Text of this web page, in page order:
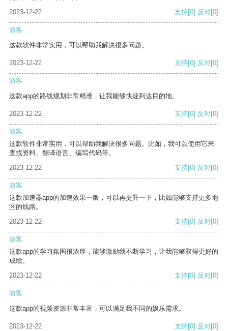
2023-12-22
支持[0] 反对[0]
游客
这款软件非常实用，可以帮助我解决很多问题。
2023-12-22 支持[0] 反对[0]
游客
这款app的路线规划非常精准，让我能够快速到达目的地。
2023-12-22 支持[0] 反对[0]
游客
这款软件非常实用，可以帮助我解决很多问题。比如，我可以使用它来
查找资料、翻译语言、编写代码等。
2023-12-22
支持[0] 反对[0]
游客
这款加速器app的加速效果一般，可以再提升一下，比如能够支持更多地
区的线路。
2023-12-22
支持[0] 反对[0]
游客
这款app的学习氛围很浓厚，能够激励我不断学习，让我能够取得更好的
成绩。
2023-12-22
支持[0] 反对[0]
游客
这款app的视频资源非常丰富，可以满足我不同的娱乐需求。
2023-12-22 支持[0] 反对[0]